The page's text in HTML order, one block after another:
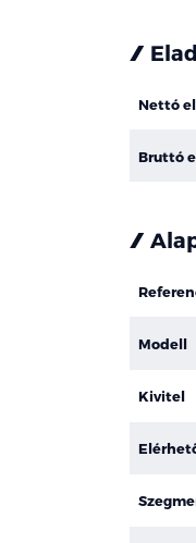
Nettó
Bruttó
Modell
Kivitel